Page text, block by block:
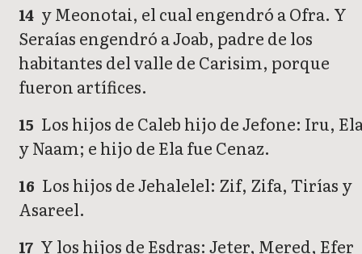
14 y Meonotai, el cual engendró a Ofra. Y
Seraías engendró a Joab, padre de los
habitantes del valle de Carisim, porque
fueron artífices.
15 Los hijos de Caleb hijo de Jefone: Iru,
y Naam; e hijo de Ela fue Cenaz.
16 Los hijos de Jehalelel: Zif, Zifa, Tirías y
Asareel.
17 Y los hijos de Esdras: Jeter, Mered, Efer